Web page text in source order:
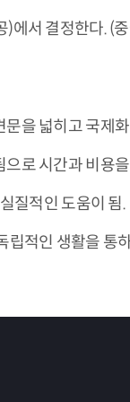
에서 결정한다. (
을 넓히고 국제
로 시간과 비용
질적인 도움이 됨.
적인 생활을 통